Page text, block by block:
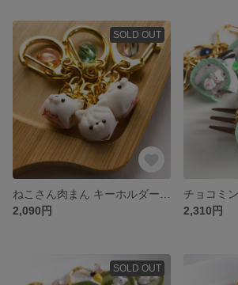
SOLD OUT
2,090円
2,310円
SOLD OUT